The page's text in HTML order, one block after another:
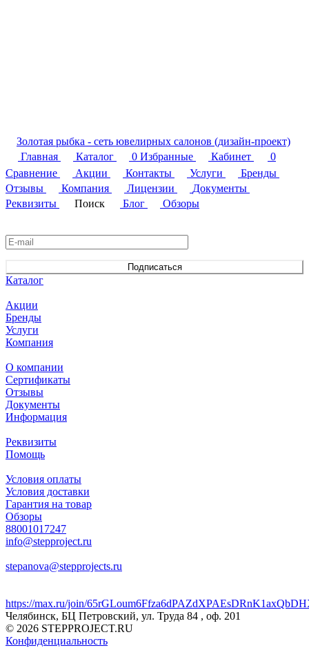
Золотая рыбка - сеть ювелирных салонов (дизайн-проект)
Главная
Каталог 0 Избранные Кабинет
0
Сравнение
Акции Контакты Услуги
Бренды
Отзывы
Компания Лицензии
Документы
Реквизиты
Поиск Блог
Обзоры
Подписаться
Каталог
Акции
Бренды
Услуги
Компания
О компании
Сертификаты
Отзывы
Документы
Информация
Реквизиты
Помощь
Условия оплаты
Условия доставки
Гарантия на товар
Обзоры
88001017247
info@stepproject.ru
stepanova@stepprojects.ru
https://max.ru/join/
Челябинск, БЦ Петровский, ул. Труда 84 , оф. 201
© 2026 STEPPROJECT.RU
Конфиденциальность